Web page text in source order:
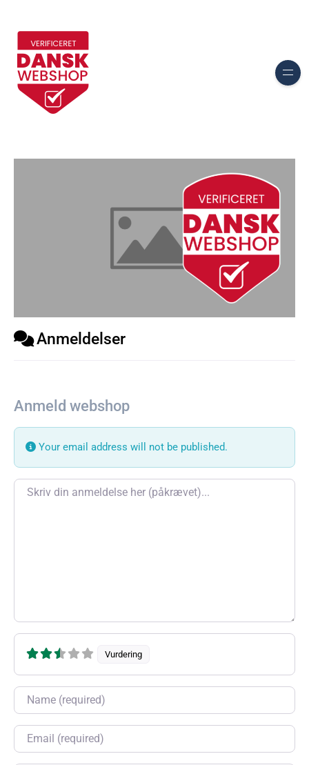
Anmeldelser
Anmeld webshop
Your email address will not be published.
Review text
Vurdering
Name
Email